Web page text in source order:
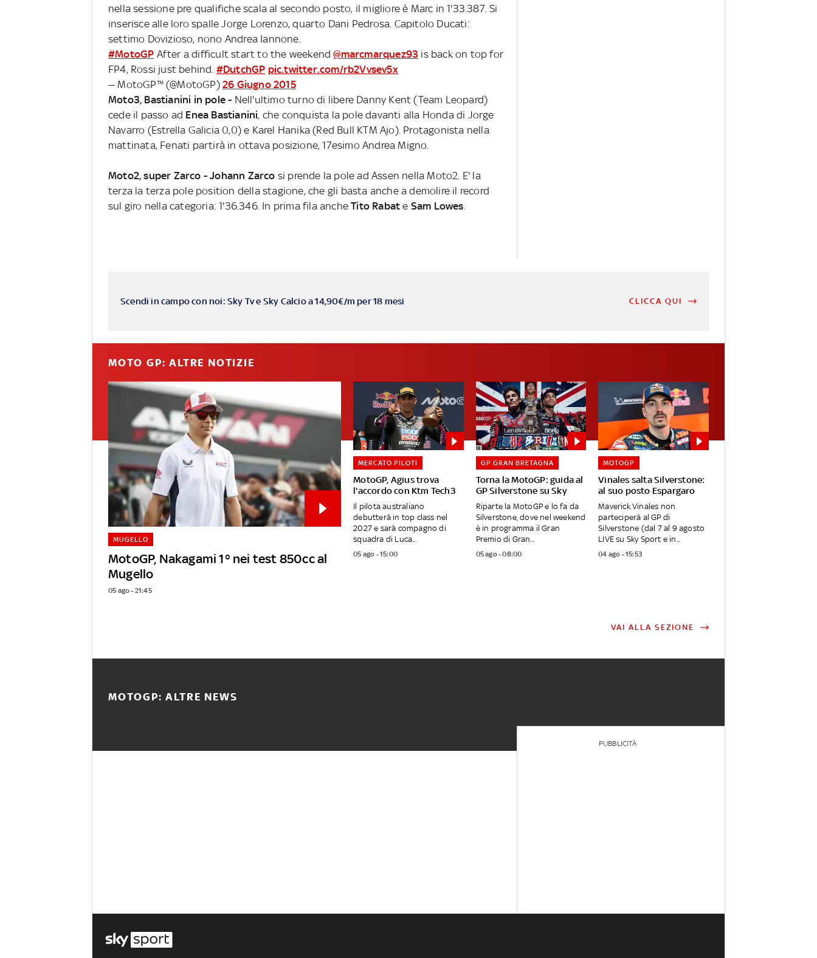
nella sessione pre qualifiche scala al secondo posto, il migliore è Marc in 1'33.387. Si
inserisce alle loro spalle Jorge Lorenzo, quarto Dani Pedrosa. Capitolo Ducati:
settimo Dovizioso, nono Andrea Iannone.
#MotoGP After a difficult start to the weekend@marcmarquez93 is back on top for
FP4, Rossi just behind. #DutchGP pic.twitter.com/rb2Vvsev5x
— MotoGP™ (@MotoGP) 26 Giugno 2015
Moto3, Bastianini in pole - Nell'ultimo turno di libere Danny Kent (Team Leopard)
cede il passo ad Enea Bastianini, che conquista la pole davanti alla Honda di Jorge
Navarro (Estrella Galicia 0,0) e Karel Hanika (Red Bull KTM Ajo). Protagonista nella
mattinata, Fenati partirà in ottava posizione, 17esimo Andrea Migno.
Moto2, super Zarco - Johann Zarco si prende la pole ad Assen nella Moto2. E' la
terzala terza pole position della stagione, che gli basta anche a demolire il record
sul giro nella categoria: 1'36.346. In prima fila ancheTito Rabat e Sam Lowes
Scendi in campo con noi: Sky Tv e Sky Calcio a 14,90€/m per 18 mesi CLICCA QUI
MOTO GP: ALTRE NOTIZIE
MotoGP, Nakagami 1° nei test 850cc al
Mugello
MUGELLO
05 ago - 21:45
MotoGP, Agius trova
l'accordo con Ktm Tech3
MERCATO PILOTI
Il pilota australiano
debutterà in top class nel
2027 e sarà compagno di
squadra di Luca...
05 ago - 15:00
Torna la MotoGP: guida al
GP Silverstone su Sky
GP GRAN BRETAGNA
Riparte la MotoGP e lo fa da
Silverstone, dove nel weekend
è in programma il Gran
Premio di Gran...
05 ago - 08:00
Vinales salta Silverstone:
al suo posto Espargaro
MOTOGP
Maverick Vinales non
parteciperà al GP di
Silverstone (dal 7 al 9 agosto
LIVE su Sky Sport e in...
04 ago - 15:53
VAI ALLA SEZIONE
MOTOGP: ALTRE NEWS
PUBBLICITÀ